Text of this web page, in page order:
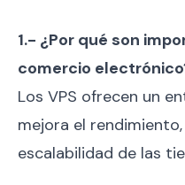
1.- ¿Por qué son
comercio
Los VPS ofrecen un
mejora el
escalabilidad de las